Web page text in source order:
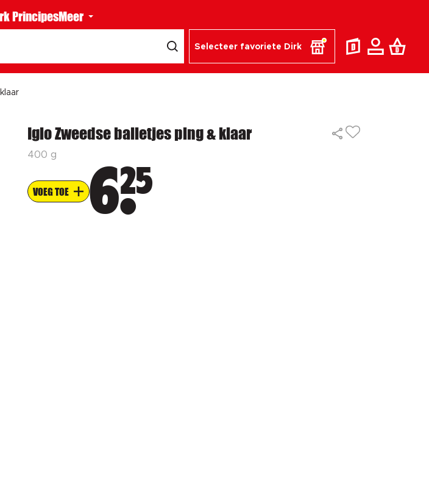
PrincipesMeer
Selecteer favoriete Dirk
Iglo Zweedse balletjes ping & klaar
400 g
VOEG TOE 625